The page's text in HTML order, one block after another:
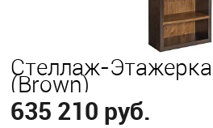
Стеллаж-
(Brown)
635 210 руб.